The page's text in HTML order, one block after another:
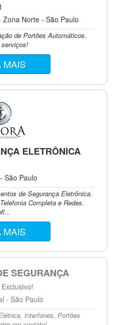
Norte - São Paulo
de Portões Automáticos.
MAIS
ELETRÔNICA
São Paulo
de Segurança Eletrônica.
Completa e Redes.
MAIS
SEGURANÇA
- São Paulo
Interfones, Portões